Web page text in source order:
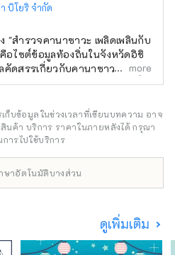
บิโยริ จำกัด
"สำรวจคานาซาวะ เพลิดเพลินกับ
อไซต์ข้อมูลท้องถิ่นในจังหวัดอิชิ
คัดสรรเกี่ยวกับคานาซาวะ เช่น
รรม อาหารเลิศรส และสถานที่
ละ "goo news" แล้ว เรายังร่วม
ะเทศ เช่น จีน ไต้หวัน ฮ่องกง
าม เพื่อถ่ายทอดเสน่ห์ของจังหวัด
more
ก็บข้อมูลในช่วงเวลาที่เขียนบทความ อาจ
นค้า บริการ ราคาในภายหลังได้ กรุณา
ารไปใช้บริการ
ษาอัตโนมัติบางส่วน
ดูเพิ่มเติม